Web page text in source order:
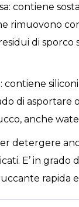
contiene
rimuovono
di sporco
contiene
di asportare
anche
detergere
E’ in grado
rapida